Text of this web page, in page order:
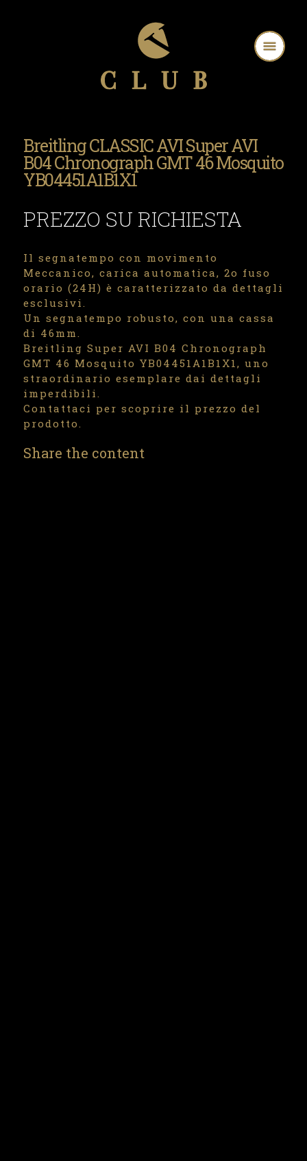
Breitling CLASSIC AVI Super AVI
B04 Chronograph GMT 46 Mosquito
YB04451A1B1X1
PREZZO SU RICHIESTA
Il segnatempo con movimento
Meccanico, carica automatica, 2o fuso
orario (24H) è caratterizzato da dettagli
esclusivi.
Un segnatempo robusto, con una cassa
di 46mm.
Breitling Super AVI B04 Chronograph
GMT 46 Mosquito YB04451A1B1X1, uno
straordinario esemplare dai dettagli
imperdibili.
Contattaci per scoprire il prezzo del
prodotto.
Share the content